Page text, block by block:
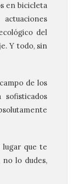
en bicicleta
del
Y todo, sin
de los
lugar que te
lo dudes,